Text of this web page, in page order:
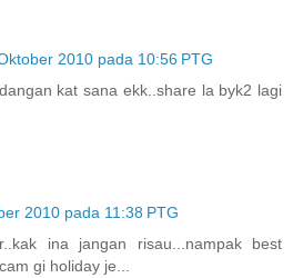
2010 pada 10:56 PTG
kat sana ekk..share la byk2 lagi
2010 pada 11:38 PTG
ina jangan risau...nampak best
gi holiday je...